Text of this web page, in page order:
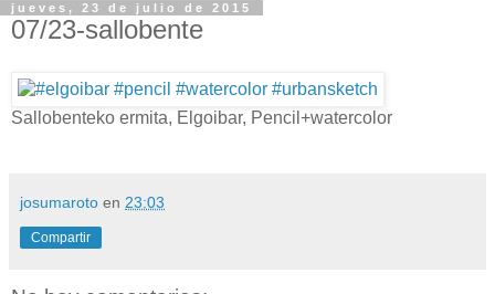
jueves, 23 de julio de 2015
07/23-sallobente
Sallobenteko ermita, Elgoibar, Pencil+watercolor
josumaroto en 23:03
Compartir